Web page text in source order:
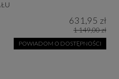
631,95 zł
1 149,00 zł
POWIADOM O DOSTĘPNOŚCI